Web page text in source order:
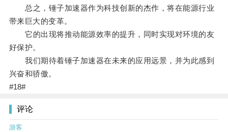
总之，锤子加速器作为科技创新的杰作，将在能源行业
带来巨大的变革。
它的出现将推动能源效率的提升，同时实现对环境的友
好保护。
我们期待着锤子加速器在未来的应用远景，并为此感到
兴奋和骄傲。
#18#
评论
游客